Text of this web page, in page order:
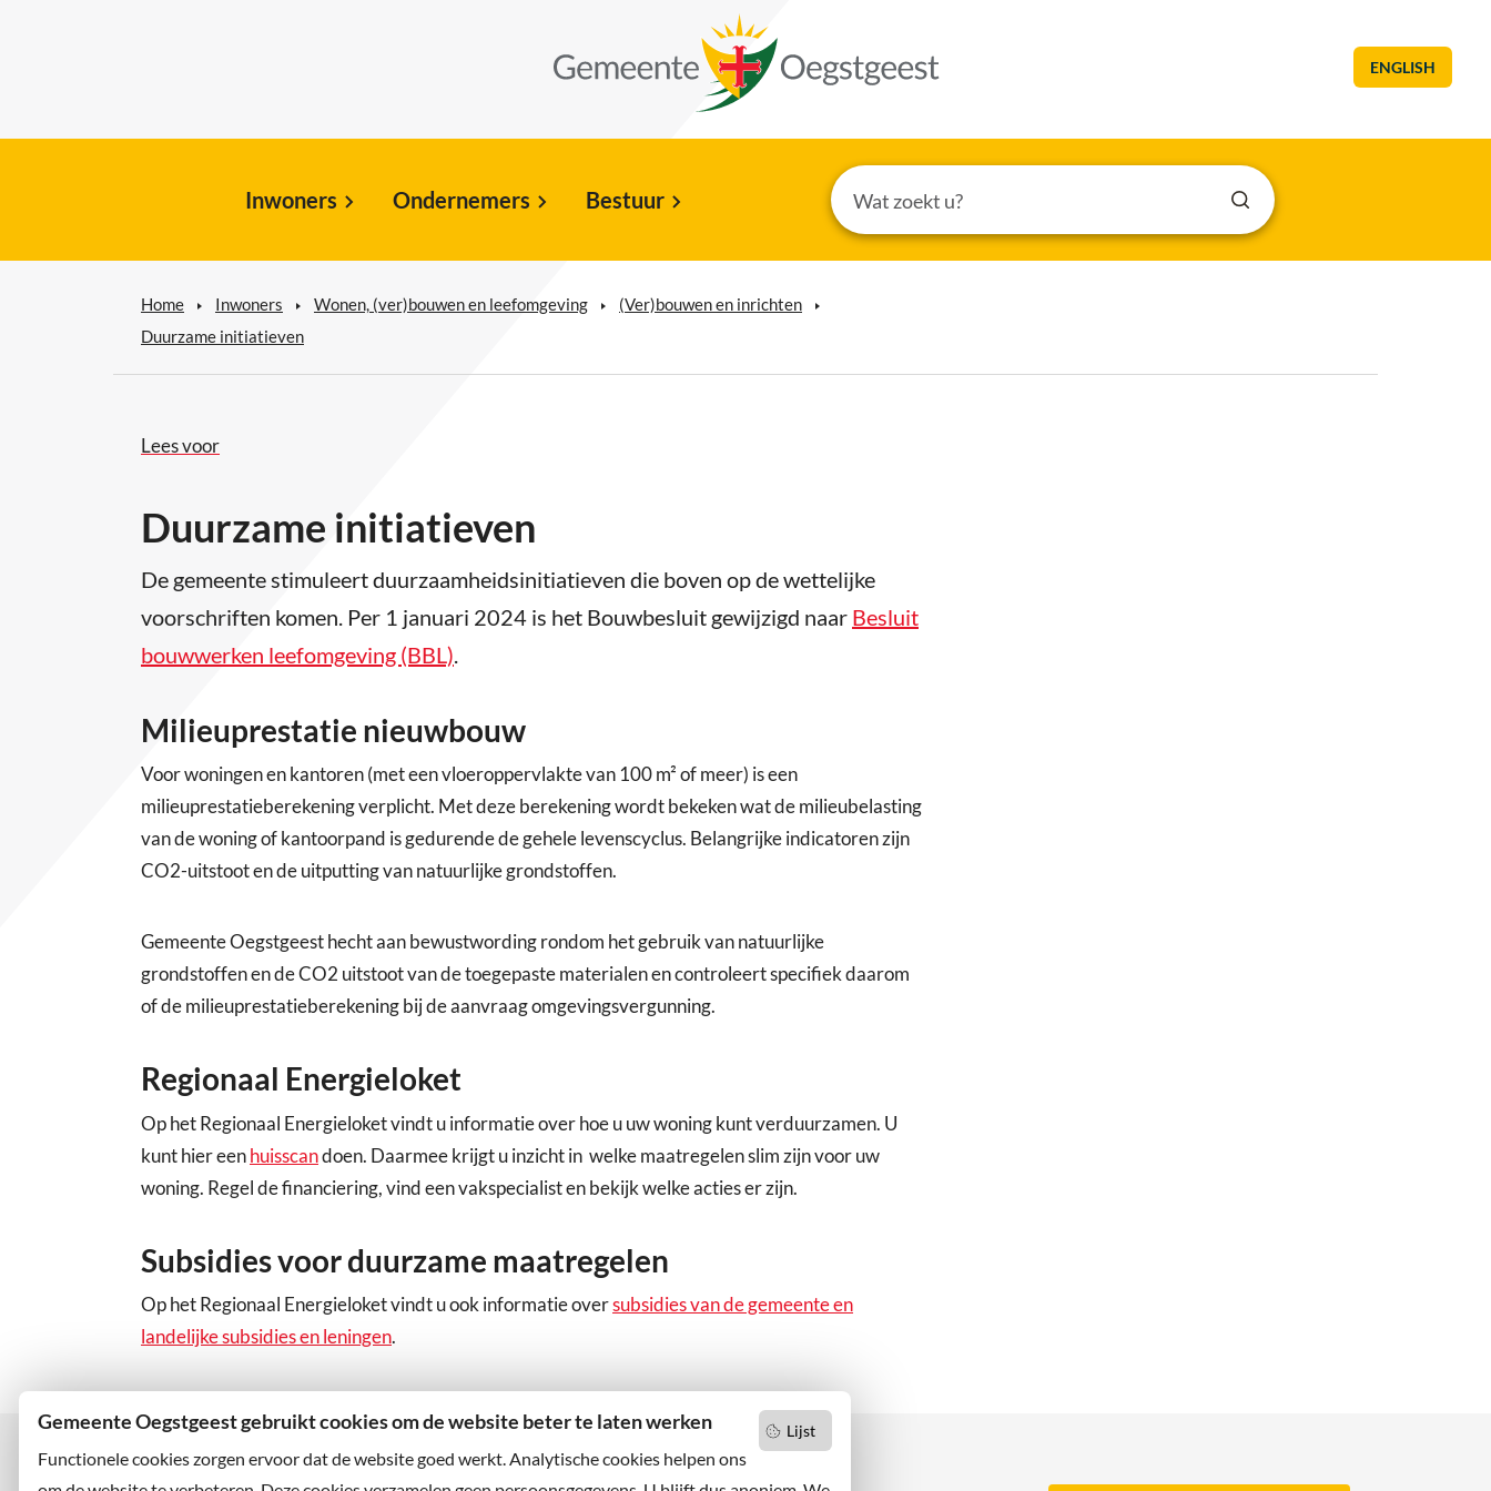
Lijst
Gemeente Oegstgeest gebruikt cookies om de website beter te laten werken
Functionele cookies zorgen ervoor dat de website goed werkt. Analytische cookies helpen ons
ENGLISH
Inwoners Ondernemers Bestuur
Home Inwoners Wonen, (ver)bouwen en leefomgeving
(Ver)bouwen en inrichten
Duurzame initiatieven
Lees voor
Duurzame initiatieven
De gemeente stimuleert duurzaamheidsinitiatieven die boven op de wettelijke
voorschriften komen. Per 1 januari 2024 is het Bouwbesluit gewijzigd naar Besluit
bouwwerken leefomgeving (BBL)
Milieuprestatie nieuwbouw
Voor woningen en kantoren (met een vloeroppervlakte van 100 m² of meer) is een
milieuprestatieberekening verplicht. Met deze berekening wordt bekeken wat de milieubelasting
van de woning of kantoorpand is gedurende de gehele levenscyclus. Belangrijke indicatoren zijn
CO2-uitstoot en de uitputting van natuurlijke grondstoffen.
Gemeente Oegstgeest hecht aan bewustwording rondom het gebruik van natuurlijke
grondstoffen en de CO2 uitstoot van de toegepaste materialen en controleert specifiek daarom
of de milieuprestatieberekening bij de aanvraag omgevingsvergunning.
Regionaal Energieloket
Op het Regionaal Energieloket vindt u informatie over hoe u uw woning kunt verduurzamen. U
kunt hier eenhuisscandoen. Daarmee krijgt u inzicht in welke maatregelen slim zijn voor uw
woning. Regel de financiering, vind een vakspecialist en bekijk welke acties er zijn.
Subsidies voor duurzame maatregelen
Op het Regionaal Energieloket vindt u ook informatie oversubsidies van de gemeente en
landelijke subsidies en leningen.